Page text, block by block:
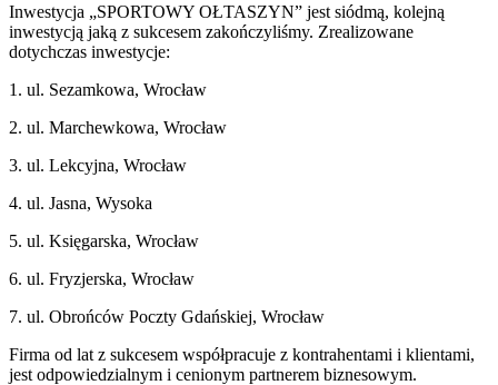
Inwestycja „SPORTOWY OŁTASZYN” jest siódmą, kolejną
inwestycją jaką z sukcesem zakończyliśmy. Zrealizowane
dotychczas inwestycje:
1. ul. Sezamkowa, Wrocław
2. ul. Marchewkowa, Wrocław
3. ul. Lekcyjna, Wrocław
4. ul. Jasna, Wysoka
5. ul. Księgarska, Wrocław
6. ul. Fryzjerska, Wrocław
7. ul. Obrońców Poczty Gdańskiej, Wrocław
Firma od lat z sukcesem współpracuje z kontrahentami i klientami,
jest odpowiedzialnym i cenionym partnerem biznesowym.